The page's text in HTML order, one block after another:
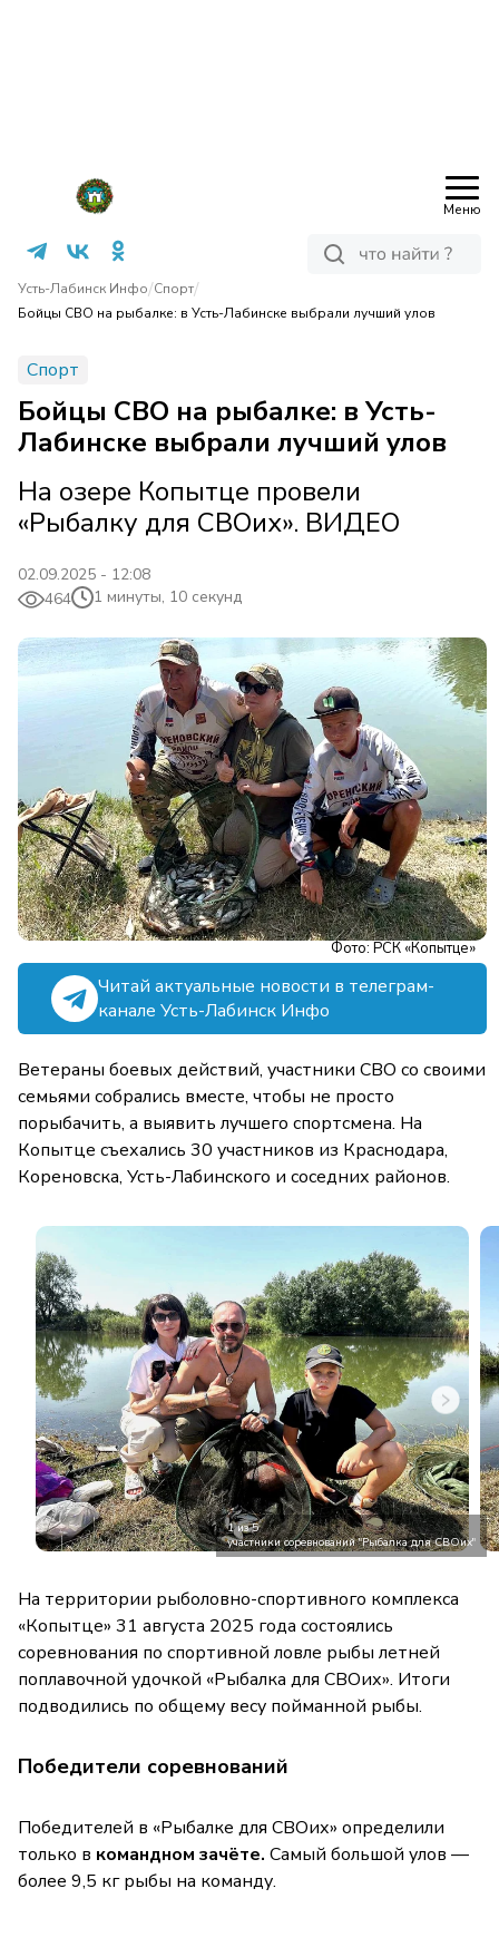
Меню
Усть-Лабинск Инфо/Спорт/
Бойцы СВО на рыбалке: в Усть-Лабинске выбрали лучший улов
Спорт
Бойцы СВО на рыбалке: в Усть-
Лабинске выбрали лучший улов
На озере Копытце провели
«Рыбалку для СВОих». ВИДЕО
02.09.2025 - 12:08
464
1 минуты, 10 секунд
Фото: РСК «Копытце»
Читай актуальные новости в телеграм-
канале Усть-Лабинск Инфо
Ветераны боевых действий, участники СВО со своими
семьями собрались вместе, чтобы не просто
порыбачить, а выявить лучшего спортсмена. На
Копытце съехались 30 участников из Краснодара,
Кореновска, Усть-Лабинского и соседних районов.
1 из 5
участники соревнований "Рыбалка для СВОих"
На территории рыболовно-спортивного комплекса
«Копытце» 31 августа 2025 года состоялись
соревнования по спортивной ловле рыбы летней
поплавочной удочкой «Рыбалка для СВОих». Итоги
подводились по общему весу пойманной рыбы.
Победители соревнований
Победителей в «Рыбалке для СВОих» определили
только в командном зачёте. Самый большой улов —
более 9,5 кг рыбы на команду.